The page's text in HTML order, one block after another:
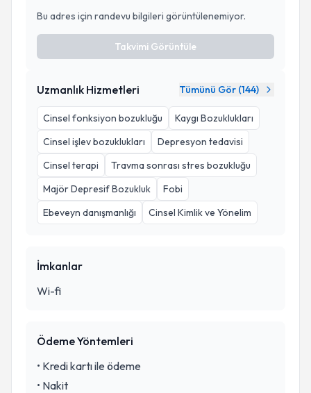
Bu adres için randevu bilgileri görüntülenemiyor.
Takvimi Görüntüle
Uzmanlık Hizmetleri Tümünü Gör (144)
Cinsel fonksiyon bozukluğu
Kaygı Bozuklukları
Cinsel işlev bozuklukları
Depresyon tedavisi
Cinsel terapi
Travma sonrası stres bozukluğu
Majör Depresif Bozukluk
Fobi
Ebeveyn danışmanlığı
Cinsel Kimlik ve Yönelim
İmkanlar
Wi-fi
Ödeme Yöntemleri
• Kredi kartı ile ödeme
• Nakit